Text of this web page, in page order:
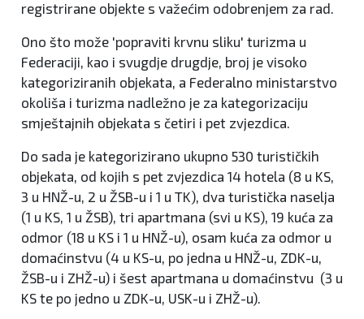
registrirane objekte s važećim odobrenjem za rad.
Ono što može 'popraviti krvnu sliku' turizma u
Federaciji, kao i svugdje drugdje, broj je visoko
kategoriziranih objekata, a Federalno ministarstvo
okoliša i turizma nadležno je za kategorizaciju
smještajnih objekata s četiri i pet zvjezdica.
Do sada je kategorizirano ukupno 530 turističkih
objekata, od kojih s pet zvjezdica 14 hotela (8 u KS,
3 u HNŽ-u, 2 u ŽSB-u i 1 u TK), dva turistička naselja
(1 u KS, 1 u ŽSB), tri apartmana (svi u KS), 19 kuća za
odmor (18 u KS i 1 u HNŽ-u), osam kuća za odmor u
domaćinstvu (4 u KS-u, po jedna u HNŽ-u, ZDK-u,
ŽSB-u i ZHŽ-u) i šest apartmana u domaćinstvu (3 u
KS te po jedno u ZDK-u, USK-u i ZHŽ-u).